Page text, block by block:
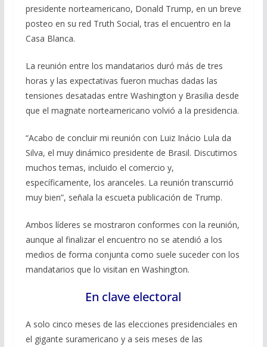
presidente norteamericano, Donald Trump, en un breve
posteo en su red Truth Social, tras el encuentro en la
Casa Blanca.
La reunión entre los mandatarios duró más de tres
horas y las expectativas fueron muchas dadas las
tensiones desatadas entre Washington y Brasilia desde
que el magnate norteamericano volvió a la presidencia.
“Acabo de concluir mi reunión con Luiz Inácio Lula da
Silva, el muy dinámico presidente de Brasil. Discutimos
muchos temas, incluido el comercio y,
específicamente, los aranceles. La reunión transcurrió
muy bien”, señala la escueta publicación de Trump.
Ambos líderes se mostraron conformes con la reunión,
aunque al finalizar el encuentro no se atendió a los
medios de forma conjunta como suele suceder con los
mandatarios que lo visitan en Washington.
En clave electoral
A solo cinco meses de las elecciones presidenciales en
el gigante suramericano y a seis meses de las